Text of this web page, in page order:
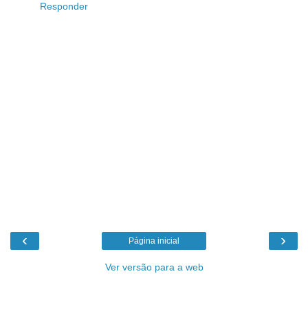
Responder
‹ ›
Página inicial
Ver versão para a web